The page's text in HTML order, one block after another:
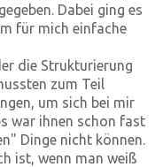
Dabei ging es
für mich einfache
die Strukturierung
zum Teil
um sich bei mir
war ihnen schon fast
Dinge nicht können.
ist, wenn man weiß